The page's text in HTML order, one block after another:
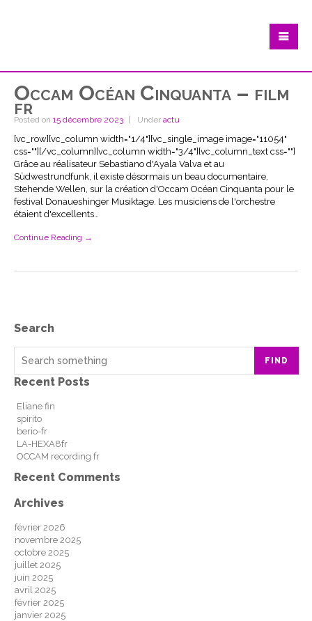
Occam Océan Cinquanta – film
fr
Posted on 15 décembre 2023 Under actu
[vc_row][vc_column width="1/4"][vc_single_image image="11054"
css=""][/vc_column][vc_column width="3/4"][vc_column_text css=""]
Grâce au réalisateur Sebastiano d'Ayala Valva et au
Südwestrundfunk, il existe désormais un beau documentaire,
Stehende Wellen, sur la création d'Occam Océan Cinquanta pour le
festival Donaueshinger Musiktage. Les musiciens de l'orchestre
étaient d'excellents…
Continue Reading →
Search
FIND
Recent Posts
Eliane fin
spirito
berio-fr
LA-HEXA8fr
OCCAM recording fr
Recent Comments
Archives
février 2026
novembre 2025
octobre 2025
juillet 2025
juin 2025
avril 2025
février 2025
janvier 2025